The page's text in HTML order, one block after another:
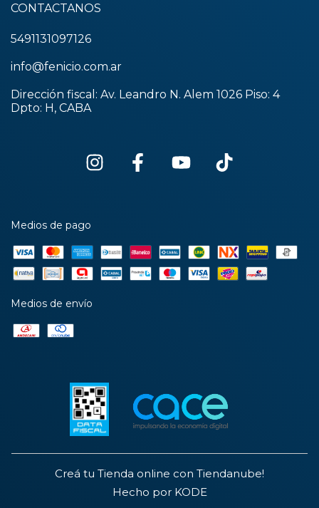
CONTACTANOS
5491131097126
info@fenicio.com.ar
Dirección fiscal: Av. Leandro N. Alem 1026 Piso: 4
Dpto: H, CABA
Medios de pago
Medios de envío
Creá tu Tienda online con Tiendanube!
Hecho por KODE